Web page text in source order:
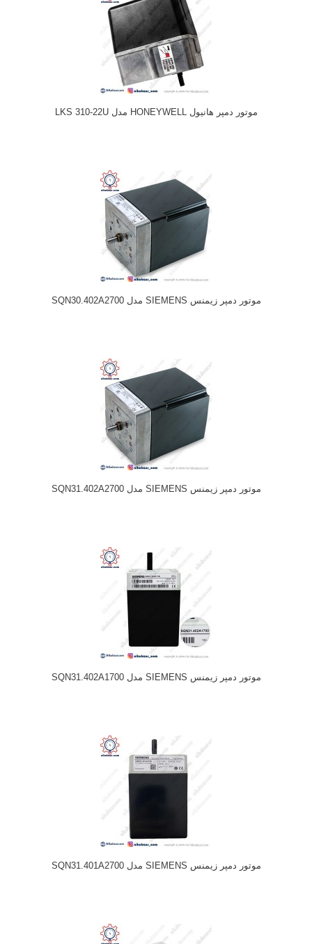
موتور دمپر هانیول HONEYWELL مدل LKS 310-22U
موتور دمپر زیمنس SIEMENS مدل SQN30.402A2700
موتور دمپر زیمنس SIEMENS مدل SQN31.402A2700
موتور دمپر زیمنس SIEMENS مدل SQN31.402A1700
موتور دمپر زیمنس SIEMENS مدل SQN31.401A2700